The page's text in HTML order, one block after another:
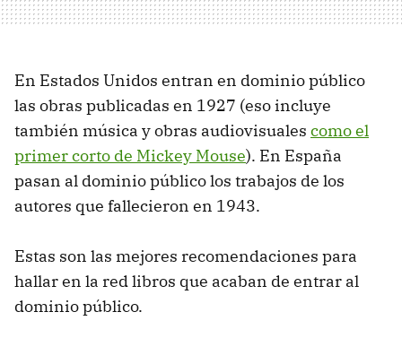
En Estados Unidos entran en dominio público
las obras publicadas en 1927 (eso incluye
también música y obras audiovisuales como el
primer corto de Mickey Mouse). En España
pasan al dominio público los trabajos de los
autores que fallecieron en 1943.
Estas son las mejores recomendaciones para
hallar en la red libros que acaban de entrar al
dominio público.